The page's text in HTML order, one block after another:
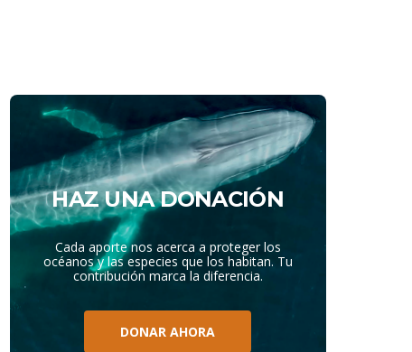
HAZ UNA DONACIÓN
Cada aporte nos acerca a proteger los
océanos y las especies que los habitan. Tu
contribución marca la diferencia.
DONAR AHORA